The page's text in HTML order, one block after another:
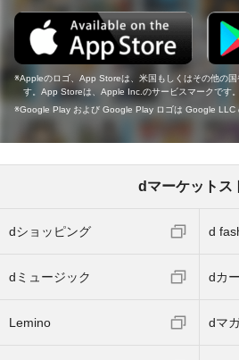
Appleのロゴ、App Storeは、米国もしくはその他の
す。App Storeは、Apple Inc.のサービスマークです。
Google Play および Google Play ロゴは Google LLC
dマーケットス
dショッピング d
dミュージック dカ
Lemino dマ